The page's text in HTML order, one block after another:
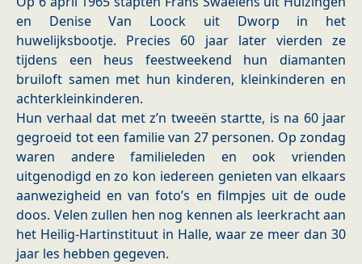
en Denise Van Loock uit Dworp in het
huwelijksbootje. Precies 60 jaar later vierden ze
tijdens een heus feestweekend hun diamanten
bruiloft samen met hun kinderen, kleinkinderen en
achterkleinkinderen.
Hun verhaal dat met z’n tweeën startte, is na 60 jaar
gegroeid tot een familie van 27 personen. Op zondag
waren andere familieleden en ook vrienden
uitgenodigd en zo kon iedereen genieten van elkaars
aanwezigheid en van foto’s en filmpjes uit de oude
doos. Velen zullen hen nog kennen als leerkracht aan
het Heilig-Hartinstituut in Halle, waar ze meer dan 30
jaar les hebben gegeven.